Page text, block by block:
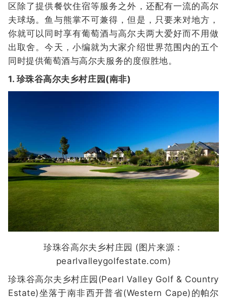
区除了提供餐饮住宿等服务之外，还配有一流的高尔
夫球场。鱼与熊掌不可兼得，但是，只要来对地方，
你就可以同时享有葡萄酒与高尔夫两大爱好而不用做
出取舍。今天，小编就为大家介绍世界范围内的五个
同时提供葡萄酒与高尔夫服务的度假胜地。
1. 珍珠谷高尔夫乡村庄园(南非)
珍珠谷高尔夫乡村庄园 (图片来源：
pearlvalleygolfestate.com)
珍珠谷高尔夫乡村庄园(Pearl Valley Golf & Country
Estate)坐落于南非西开普省(Western Cape)的帕尔